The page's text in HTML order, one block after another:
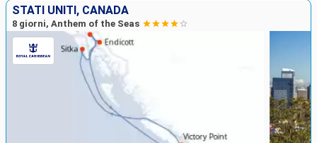
STATI UNITI, CANADA
8 giorni, Anthem of the Seas